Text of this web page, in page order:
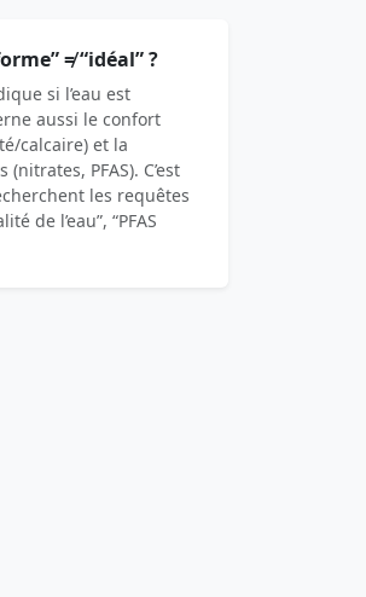
≠ “idéal” ?
si l’eau est
aussi le confort
calcaire) et la
PFAS). C’est
les requêtes
de l’eau”, “PFAS